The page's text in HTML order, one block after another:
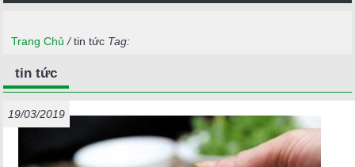
Trang Chủ /tin tức Tag:
tin tức
19/03/2019